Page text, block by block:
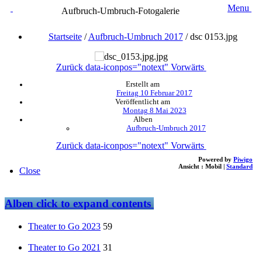
Aufbruch-Umbruch-Fotogalerie Menu
Startseite/Aufbruch-Umbruch 2017/dsc 0153.jpg
Zurück data-iconpos="notext" Vorwärts
Erstellt am
Freitag 10 Februar 2017
Veröffentlicht am
Montag 8 Mai 2023
Alben
Aufbruch-Umbruch 2017
Zurück data-iconpos="notext" Vorwärts
Powered by Piwigo
Ansicht : Mobil | Standard
Close
Albenclick to expand contents
Theater to Go 2023 59
Theater to Go 2021 31